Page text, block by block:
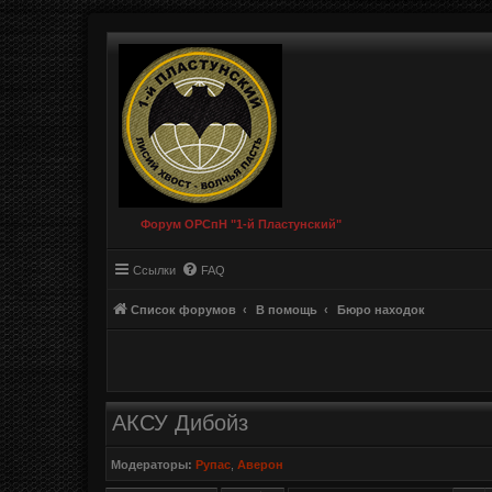
Форум ОРСпН "1-й Пластунский"
Ссылки FAQ
Список форумов В помощь Бюро находок
АКСУ Дибойз
Модераторы: Рупас ,Аверон